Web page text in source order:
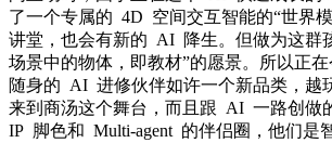
了一个专属的 4D 空间交互智能的“世界
讲堂，也会有新的 AI 降生。但做为这群
场景中的物体，即教材”的愿景。所以正
随身的 AI 进修伙伴如许一个新品类，越
来到商汤这个舞台，而且跟 AI 一路创做
IP 脚色和 Multi-agent 的伴侣圈，他们是